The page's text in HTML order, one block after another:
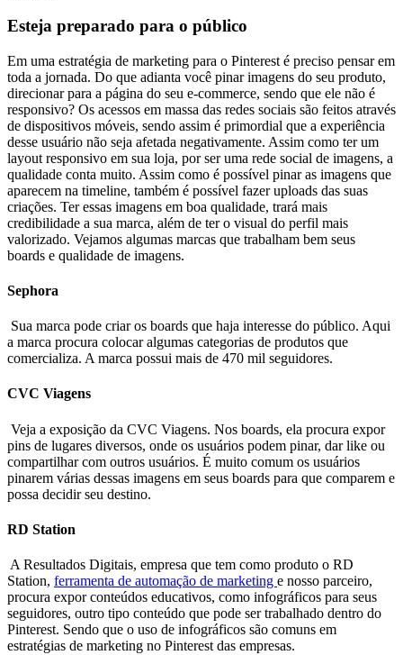
Esteja preparado para o público
Em uma estratégia de marketing para o Pinterest é preciso pensar em
toda a jornada. Do que adianta você pinar imagens do seu produto,
direcionar para a página do seu e-commerce, sendo que ele não é
responsivo? Os acessos em massa das redes sociais são feitos através
de dispositivos móveis, sendo assim é primordial que a experiência
desse usuário não seja afetada negativamente. Assim como ter um
layout responsivo em sua loja, por ser uma rede social de imagens, a
qualidade conta muito. Assim como é possível pinar as imagens que
aparecem na timeline, também é possível fazer uploads das suas
criações. Ter essas imagens em boa qualidade, trará mais
credibilidade a sua marca, além de ter o visual do perfil mais
valorizado. Vejamos algumas marcas que trabalham bem seus
boards e qualidade de imagens.
Sephora
Sua marca pode criar os boards que haja interesse do público. Aqui
a marca procura colocar algumas categorias de produtos que
comercializa. A marca possui mais de 470 mil seguidores.
CVC Viagens
Veja a exposição da CVC Viagens. Nos boards, ela procura expor
pins de lugares diversos, onde os usuários podem pinar, dar like ou
compartilhar com outros usuários. É muito comum os usuários
pinarem várias dessas imagens em seus boards para que comparem e
possa decidir seu destino.
RD Station
A Resultados Digitais, empresa que tem como produto o RD
Station, ferramenta de automação de marketing e nosso parceiro,
procura expor conteúdos educativos, como infográficos para seus
seguidores, outro tipo conteúdo que pode ser trabalhado dentro do
Pinterest. Sendo que o uso de infográficos são comuns em
estratégias de marketing no Pinterest das empresas.